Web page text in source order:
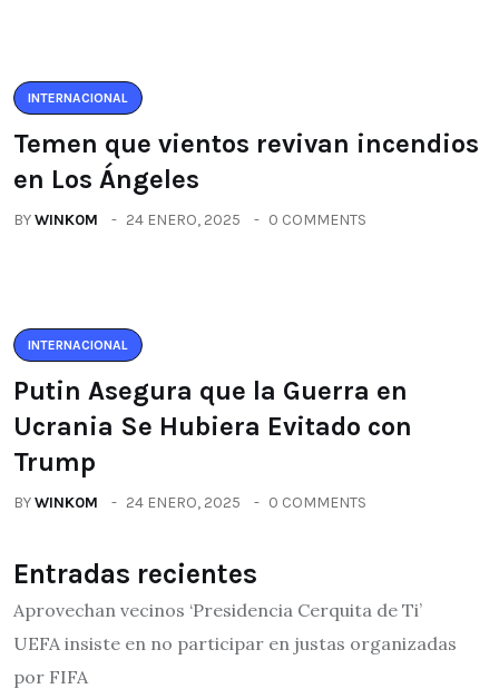
INTERNACIONAL
Temen que vientos revivan incendios
en Los Ángeles
BYWINK0M 24 ENERO, 2025 0 COMMENTS
INTERNACIONAL
Putin Asegura que la Guerra en
Ucrania Se Hubiera Evitado con
Trump
BYWINK0M 24 ENERO, 2025 0 COMMENTS
Entradas recientes
Aprovechan vecinos ‘Presidencia Cerquita de Ti’
UEFA insiste en no participar en justas organizadas
por FIFA